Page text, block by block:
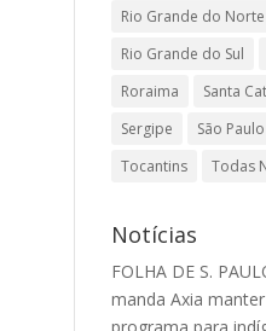
Rio Grande do Norte
Rio Grande do Sul
Roraima
Santa
Sergipe
São Paulo
Tocantins
Todas
Notícias
FOLHA DE S.
manda Axia manter